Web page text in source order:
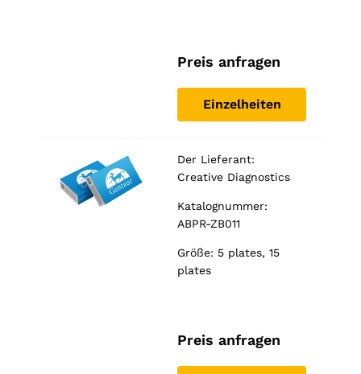
Preis anfragen
Einzelheiten
Der Lieferant:
Creative Diagnostics
Katalognummer:
ABPR-ZB011
Größe: 5 plates, 15
plates
Preis anfragen